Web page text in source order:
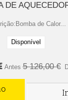
DE
de Calor...
Disponível
Antes 5 126,00 €